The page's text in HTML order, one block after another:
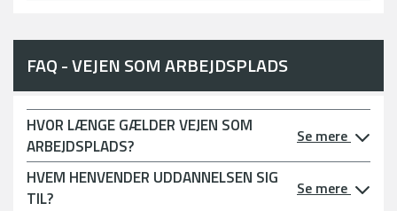
FAQ - VEJEN SOM ARBEJDSPLADS
HVOR LÆNGE GÆLDER VEJEN SOM
ARBEJDSPLADS?
Se mere
HVEM HENVENDER UDDANNELSEN SIG
TIL?
Se mere